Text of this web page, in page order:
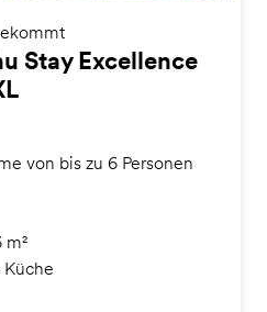
Stay Excellence
von bis zu 6 Personen
m²